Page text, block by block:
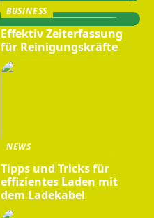
BUSINESS
Effektiv Zeiterfassung
für Reinigungskräfte
NEWS
Tipps und Tricks für
effizientes Laden mit
dem Ladekabel